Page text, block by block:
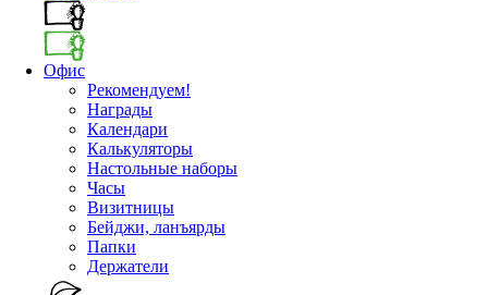
Офис
Рекомендуем!
Награды
Календари
Калькуляторы
Настольные наборы
Часы
Визитницы
Бейджи, ланъярды
Папки
Держатели